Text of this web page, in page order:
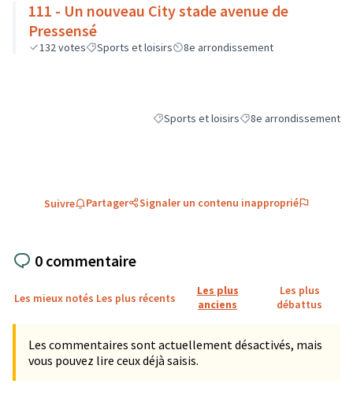
111 - Un nouveau City stade avenue de
Pressensé
132votes Sports et loisirs 8e arrondissement
Filtrer les résultats de la catégorie :
Sports et loisirsFiltrer les résultats
8e arrondissement
Suivre Partager Signaler un contenu inapproprié
0 commentaire
Les mieux notés Les plus récents
Les plus
anciens
Les plus
débattus
Les commentaires sont actuellement désactivés, mais
vous pouvez lire ceux déjà saisis.